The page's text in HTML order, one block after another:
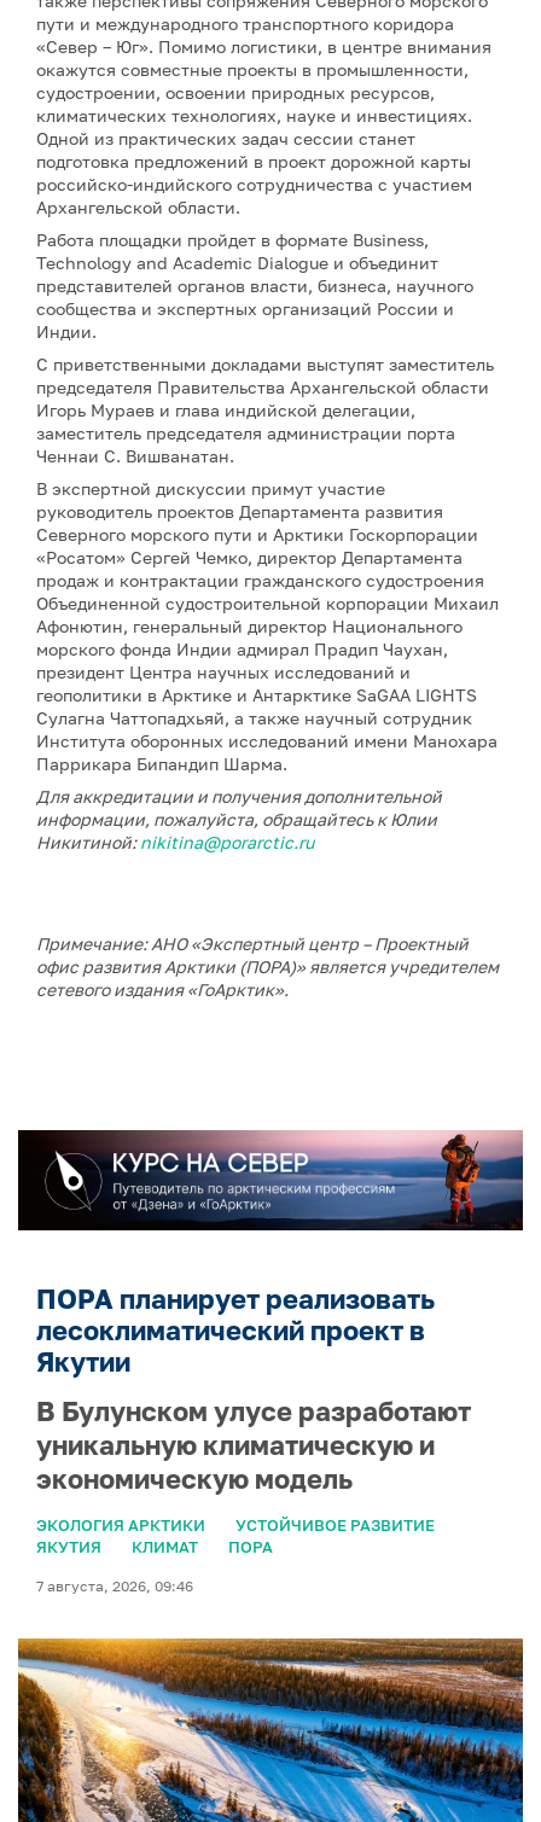
пути и международного транспортного коридора
«Север – Юг». Помимо логистики, в центре внимания
окажутся совместные проекты в промышленности,
судостроении, освоении природных ресурсов,
климатических технологиях, науке и инвестициях.
Одной из практических задач сессии станет
подготовка предложений в проект дорожной карты
российско-индийского сотрудничества с участием
Архангельской области.
Работа площадки пройдет в формате Business,
Technology and Academic Dialogue и объединит
представителей органов власти, бизнеса, научного
сообщества и экспертных организаций России и
Индии.
С приветственными докладами выступят заместитель
председателя Правительства Архангельской области
Игорь Мураев и глава индийской делегации,
заместитель председателя администрации порта
Ченнаи С. Вишванатан.
В экспертной дискуссии примут участие
руководитель проектов Департамента развития
Северного морского пути и Арктики Госкорпорации
«Росатом» Сергей Чемко, директор Департамента
продаж и контрактации гражданского судостроения
Объединенной судостроительной корпорации Михаил
Афонютин, генеральный директор Национального
морского фонда Индии адмирал Прадип Чаухан,
президент Центра научных исследований и
геополитики в Арктике и Антарктике SaGAA LIGHTS
Сулагна Чаттопадхьяй, а также научный сотрудник
Института оборонных исследований имени Манохара
Паррикара Бипандип Шарма.
Для аккредитации и получения дополнительной
информации, пожалуйста, обращайтесь к Юлии
Никитиной:nikitina@porarctic.ru
Примечание: АНО «Экспертный центр – Проектный
офис развития Арктики (ПОРА)» является учредителем
сетевого издания «ГоАрктик».
ПОРА планирует реализовать
лесоклиматический проект в
Якутии
В Булунском улусе разработают
уникальную климатическую и
экономическую модель
ЭКОЛОГИЯ АРКТИКИ
УСТОЙЧИВОЕ РАЗВИТИЕ
ЯКУТИЯ
КЛИМАТ ПОРА
7 августа, 2026, 09:46